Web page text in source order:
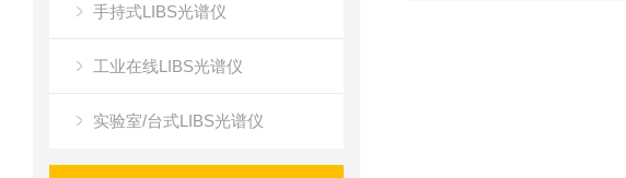
手持式LIBS光谱仪
工业在线LIBS光谱仪
实验室/台式LIBS光谱仪